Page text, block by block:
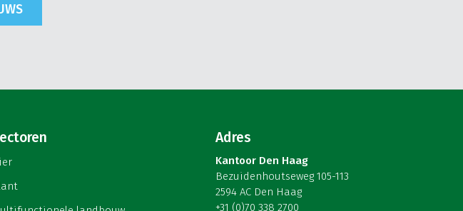
Adres
Kantoor Den Haag
Bezuidenhoutseweg 105-113
2594 AC Den Haag
+31 (0)70 338 2700